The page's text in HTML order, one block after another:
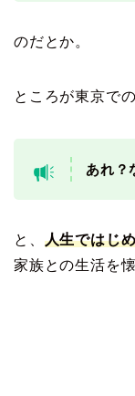
のだとか。
ところが東京で
あれ？
と、 人生ではじ
家族との生活を